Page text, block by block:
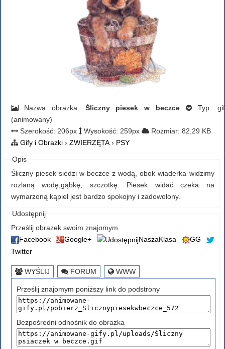
Nazwa obrazka: Śliczny piesek w beczce
Typ: gif
(animowany)
Szerokość: 206px Wysokość: 259px
Rozmiar: 82,29 KB
Gify i Obrazki› ZWIERZĘTA › PSY
Opis
Śliczny piesek siedzi w beczce z wodą, obok wiaderka widzimy
rozlaną wodę,gąbkę, szczotkę. Piesek widać czeka na
wymarzoną kąpiel jest bardzo spokojny i zadowolony.
Udostępnij
Prześlij obrazek swoim znajomym
Facebook
Google+ NaszaKlasa
GG
Twitter
WYŚLIJ FORUM WWW
Prześlij znajomym poniższy link do podstrony
Bezpośredni odnośnik do obrazka